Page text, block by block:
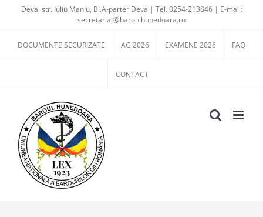
content
Deva, str. Iuliu Maniu, Bl.A-parter Deva | Tel. 0254-213846 | E-mail:
secretariat@baroulhunedoara.ro
DOCUMENTE SECURIZATE AG 2026 EXAMENE 2026 FAQ
CONTACT